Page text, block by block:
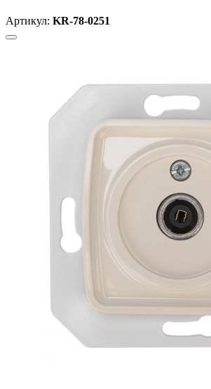
Артикул: KR-78-0251